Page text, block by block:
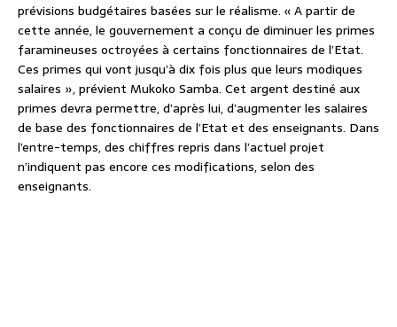
prévisions budgétaires basées sur le réalisme. « A partir de
cette année, le gouvernement a conçu de diminuer les primes
faramineuses octroyées à certains fonctionnaires de l’Etat.
Ces primes qui vont jusqu’à dix fois plus que leurs modiques
salaires », prévient Mukoko Samba. Cet argent destiné aux
primes devra permettre, d’après lui, d’augmenter les salaires
de base des fonctionnaires de l’Etat et des enseignants. Dans
l’entre-temps, des chiffres repris dans l’actuel projet
n’indiquent pas encore ces modifications, selon des
enseignants.